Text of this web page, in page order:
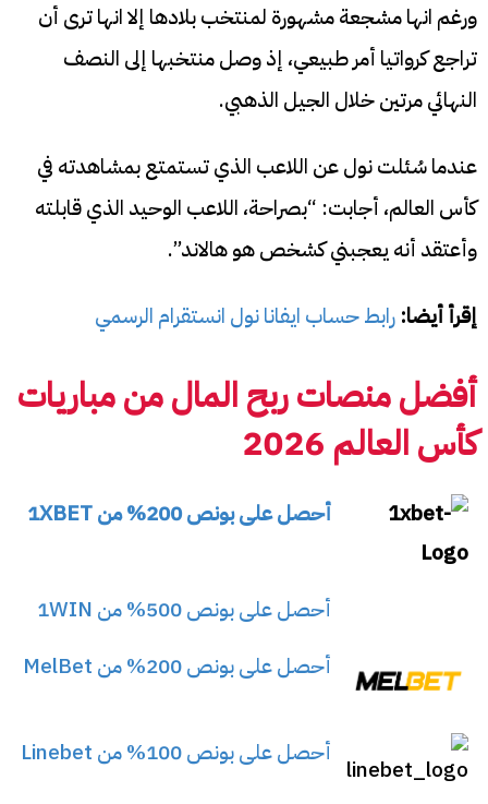
ورغم انها مشجعة مشهورة لمنتخب بلادها إلا انها ترى أن
تراجع كرواتيا أمر طبيعي، إذ وصل منتخبها إلى النصف
النهائي مرتين خلال الجيل الذهبي.
عندما سُئلت نول عن اللاعب الذي تستمتع بمشاهدته في
كأس العالم، أجابت: “بصراحة، اللاعب الوحيد الذي قابلته
وأعتقد أنه يعجبني كشخص هو هالاند”.
إقرأ أيضا: رابط حساب ايفانا نول انستقرام الرسمي
أفضل منصات ربح المال من مباريات
كأس العالم 2026
أحصل على بونص 200% من 1XBET
أحصل على بونص 500% من 1WIN
أحصل على بونص 200% من MelBet
أحصل على بونص 100% من Linebet